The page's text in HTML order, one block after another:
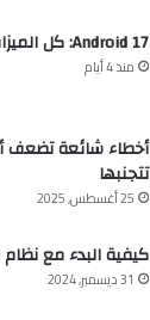
Android 17: كل الميزات الجديدة التي تود معرفتها
منذ 4 أيام
أخطاء شائعة تضعف
تتجنبها
25 أغسطس, 2025
كيفية البدء مع نظام
31 ديسمبر, 2024